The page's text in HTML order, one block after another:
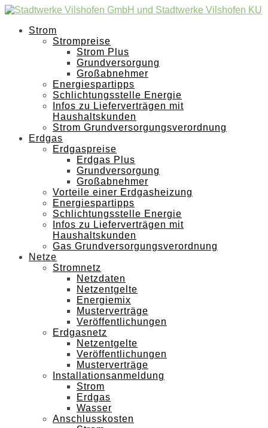
Strom
Strompreise
Strom Plus
Grundversorgung
Großabnehmer
Energiespartipps
Schlichtungsstelle Energie
Infos zu Lieferverträgen mit
Haushaltskunden
Strom Grundversorgungsverordnung
Erdgas
Erdgaspreise
Erdgas Plus
Grundversorgung
Großabnehmer
Vorteile einer Erdgasheizung
Energiespartipps
Schlichtungsstelle Energie
Infos zu Lieferverträgen mit
Haushaltskunden
Gas Grundversorgungsverordnung
Netze
Stromnetz
Netzdaten
Netzentgelte
Energiemix
Musterverträge
Veröffentlichungen
Erdgasnetz
Netzentgelte
Veröffentlichungen
Musterverträge
Installationsanmeldung
Strom
Erdgas
Wasser
Anschlusskosten